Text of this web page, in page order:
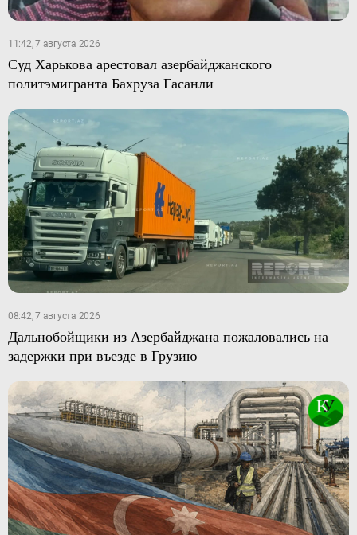
11:42, 7 августа 2026
Суд Харькова арестовал азербайджанского
политэмигранта Бахруза Гасанли
08:42, 7 августа 2026
Дальнобойщики из Азербайджана пожаловались на
задержки при въезде в Грузию